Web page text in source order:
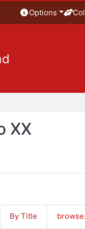
Options
XX
By Title